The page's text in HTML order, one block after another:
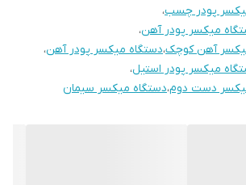
پودر چسب،
میکسر پودر آهن،
آهن کوچک،دستگاه میکسر پودر آهن،
میکسر پودر استیل،
دست دوم،دستگاه میکسر سیمان